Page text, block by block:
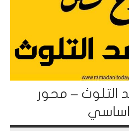
– محور
اساسي